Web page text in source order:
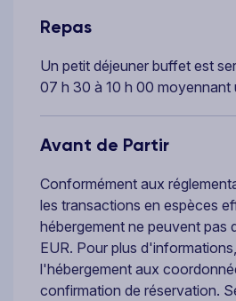
Repas
Un petit déjeuner buffet est
07 h 30 à 10 h 00 moyennant
Avant de Partir
Conformément aux
les transactions en espèces
hébergement ne peuvent pas
EUR. Pour plus
l'hébergement aux
confirmation de réservation.